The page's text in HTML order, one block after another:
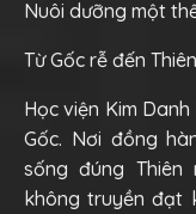
Nuôi dưỡng một
Từ Gốc rễ đến
Học viện Kim
Gốc. Nơi đồng
sống đúng Thiên
không truyền đạt